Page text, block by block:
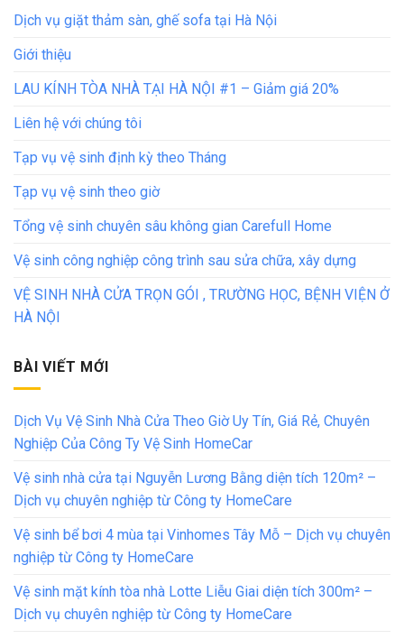
Dịch vụ giặt thảm sàn, ghế sofa tại Hà Nội
Giới thiệu
LAU KÍNH TÒA NHÀ TẠI HÀ NỘI #1 – Giảm giá 20%
Liên hệ với chúng tôi
Tạp vụ vệ sinh định kỳ theo Tháng
Tạp vụ vệ sinh theo giờ
Tổng vệ sinh chuyên sâu không gian Carefull Home
Vệ sinh công nghiệp công trình sau sửa chữa, xây dựng
VỆ SINH NHÀ CỬA TRỌN GÓI , TRƯỜNG HỌC, BỆNH VIỆN Ở
HÀ NỘI
BÀI VIẾT MỚI
Dịch Vụ Vệ Sinh Nhà Cửa Theo Giờ Uy Tín, Giá Rẻ, Chuyên
Nghiệp Của Công Ty Vệ Sinh HomeCar
Vệ sinh nhà cửa tại Nguyễn Lương Bằng diện tích 120m² –
Dịch vụ chuyên nghiệp từ Công ty HomeCare
Vệ sinh bể bơi 4 mùa tại Vinhomes Tây Mỗ – Dịch vụ chuyên
nghiệp từ Công ty HomeCare
Vệ sinh mặt kính tòa nhà Lotte Liễu Giai diện tích 300m² –
Dịch vụ chuyên nghiệp từ Công ty HomeCare